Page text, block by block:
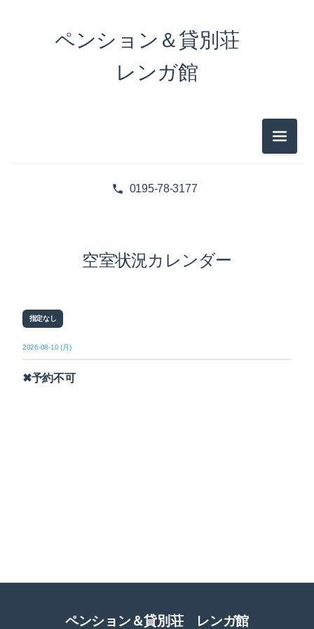
0195-78-3177
ペンション＆貸別荘
レンガ館
メニュ
空室状況カレンダー
指定なし
2026-08-10 (月)
✖予約不可
ペンション＆貸別荘 レンガ館